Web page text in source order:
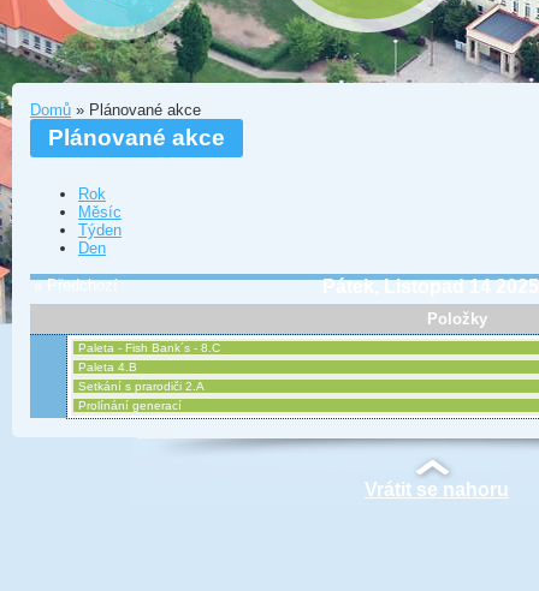
Domů » Plánované akce
Plánované akce
Rok
Měsíc
Týden
Den
« Předchozí Pátek, Listopad 14 2025
Položky
Paleta - Fish Bank´s - 8.C
Paleta 4.B
Setkání s prarodiči 2.A
Prolínání generací
Vrátit se nahoru